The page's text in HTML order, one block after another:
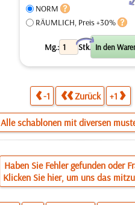
NORM
RÄUMLICH, Preis +30%
Mg.: Stk.
X
-1 Zurück +1
Alle schablonen mit diversen
Haben Sie Fehler gefunden oder
Klicken Sie hier, um uns das